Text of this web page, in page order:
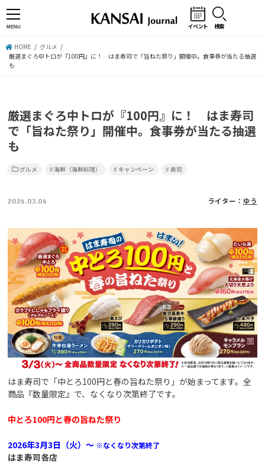
MENU イベント 検索
HOME
グルメ
厳選まぐろ中トロが『100円』に！ はま寿司で「旨ねた祭り」開催中。食事券が当たる抽選
も
厳選まぐろ中トロが『100円』に！ はま寿司
で「旨ねた祭り」開催中。食事券が当たる抽選
も
グルメ 海鮮（海鮮料理） キャンペーン 寿司
2026.03.06 ライター： ゆう
はま寿司で「中とろ100円と春の旨ねた祭り」が始まってます。全
商品『数量限定』で、なくなり次第終了です。
中とろ100円と春の旨ねた祭り
2026年3月3日（火）～ ※なくなり次第終了
はま寿司各店